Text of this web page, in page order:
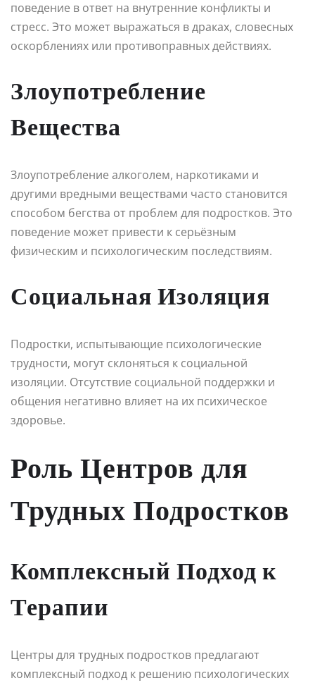
поведение в ответ на внутренние конфликты и
стресс. Это может выражаться в драках, словесных
оскорблениях или противоправных действиях.
Злоупотребление
Вещества
Злоупотребление алкоголем, наркотиками и
другими вредными веществами часто становится
способом бегства от проблем для подростков. Это
поведение может привести к серьёзным
физическим и психологическим последствиям.
Социальная Изоляция
Подростки, испытывающие психологические
трудности, могут склоняться к социальной
изоляции. Отсутствие социальной поддержки и
общения негативно влияет на их психическое
здоровье.
Роль Центров для
Трудных Подростков
Комплексный Подход к
Терапии
Центры для трудных подростков предлагают
комплексный подход к решению психологических